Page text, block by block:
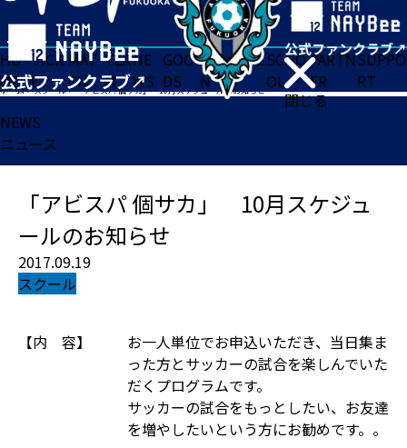
閉じる
HO
ME
TICK
ET
MAT
CH
TEA
M
NE
WS
GOO
DS
FA
N
ACADE
MY
SCHO
OL
PARTN
ER
SUPPO
RT
ホーム>スクール>「アビスパ 個サカ」 10月スケジュールのお知らせ
NEWS
ニュース
「アビスパ 個サカ」 10月スケジュ
ールのお知らせ
2017.09.19
スクール
【内 容】
お一人単位でお申込いただき、当日集ま
った方とサッカーの試合を楽しんでいた
だくプログラムです。
サッカーの試合をもっとしたい、お友達
を増やしたいという方にお勧めです。。